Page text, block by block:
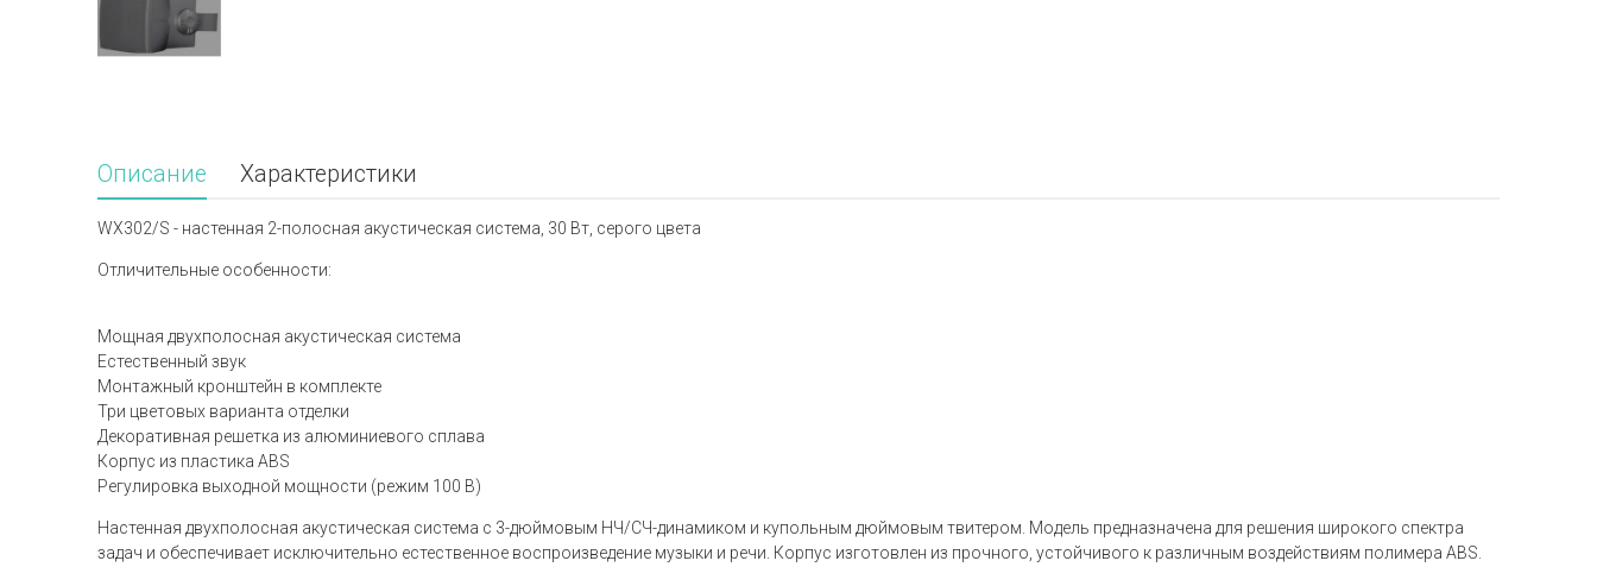
Описание Характеристики
WX302/S - настенная 2-полосная акустическая система, 30 Вт, серого цвета
Отличительные особенности:
Мощная двухполосная акустическая система
Естественный звук
Монтажный кронштейн в комплекте
Три цветовых варианта отделки
Декоративная решетка из алюминиевого сплава
Корпус из пластика ABS
Регулировка выходной мощности (режим 100 В)
Настенная двухполосная акустическая система с 3-дюймовым НЧ/СЧ-динамиком и купольным дюймовым твитером. Модель предназначена для решения широкого спектра
задач и обеспечивает исключительно естественное воспроизведение музыки и речи. Корпус изготовлен из прочного, устойчивого к различным воздействиям полимера ABS.